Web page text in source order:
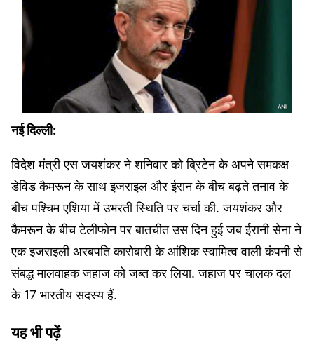
नई दिल्ली:
विदेश मंत्री एस जयशंकर ने शनिवार को ब्रिटेन के अपने समकक्ष
डेविड कैमरून के साथ इजराइल और ईरान के बीच बढ़ते तनाव के
बीच पश्चिम एशिया में उभरती स्थिति पर चर्चा की. जयशंकर और
कैमरून के बीच टेलीफोन पर बातचीत उस दिन हुई जब ईरानी सेना ने
एक इजराइली अरबपति कारोबारी के आंशिक स्वामित्व वाली कंपनी से
संबद्ध मालवाहक जहाज को जब्त कर लिया. जहाज पर चालक दल
के 17 भारतीय सदस्य हैं.
यह भी पढ़ें